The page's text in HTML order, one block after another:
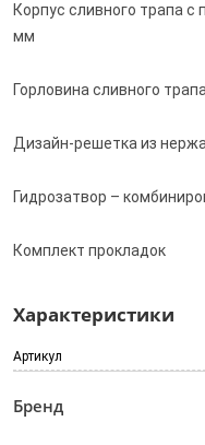
Корпус сливного трапа
мм
Горловина сливного
Дизайн-решетка из
Гидрозатвор –
Комплект прокладок
Характеристики
Артикул
Бренд